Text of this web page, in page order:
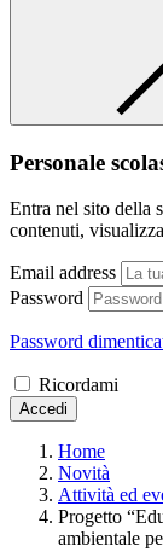
Personale
Entra nel sito della
contenuti,
Email address
Password
Password
Ricordami
Accedi
Home
Novità
Attività ed
Progetto
ambientale